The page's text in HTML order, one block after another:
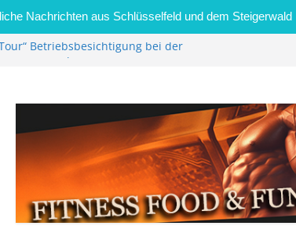
Nachrichten aus Schlüsselfeld und dem Steigerwald
Betriebsbesichtigung bei der
bietet Online-Anmeldung für
Wert von 600 Euro